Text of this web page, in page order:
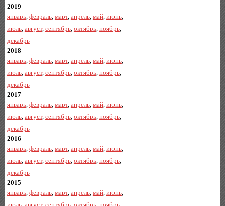
2019
январь, февраль, март, апрель, май, июнь,
июль, август, сентябрь, октябрь, ноябрь,
декабрь
2018
январь, февраль, март, апрель, май, июнь,
июль, август, сентябрь, октябрь, ноябрь,
декабрь
2017
январь, февраль, март, апрель, май, июнь,
июль, август, сентябрь, октябрь, ноябрь,
декабрь
2016
январь, февраль, март, апрель, май, июнь,
июль, август, сентябрь, октябрь, ноябрь,
декабрь
2015
январь, февраль, март, апрель, май, июнь,